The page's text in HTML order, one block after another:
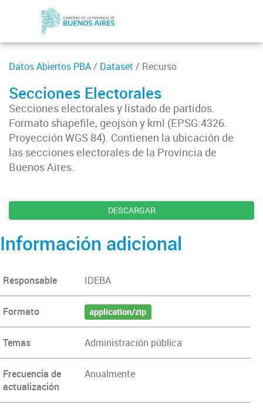
Datos Abiertos PBA/ Dataset / Recurso
Secciones Electorales
Secciones electorales y listado de partidos.
Formato shapefile, geojson y kml (EPSG:4326.
Proyección WGS 84). Contienen la ubicación de
las secciones electorales de la Provincia de
Buenos Aires.
DESCARGAR
Información adicional
Responsable IDEBA
Formato application/zip
Temas Administración pública
Frecuencia de
actualización
Anualmente